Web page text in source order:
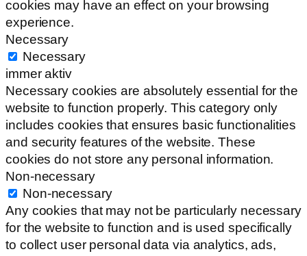
cookies may have an effect on your browsing
experience.
Necessary
Necessary
immer aktiv
Necessary cookies are absolutely essential for the
website to function properly. This category only
includes cookies that ensures basic functionalities
and security features of the website. These
cookies do not store any personal information.
Non-necessary
Non-necessary
Any cookies that may not be particularly necessary
for the website to function and is used specifically
to collect user personal data via analytics, ads,